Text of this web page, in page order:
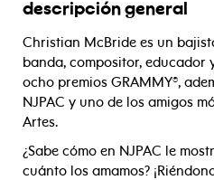
descripción general
Christian McBride es un
banda, compositor,
ocho premios GRAMMY®,
NJPAC y uno de los amigos
Artes.
¿Sabe cómo en NJPAC le
cuánto los amamos?